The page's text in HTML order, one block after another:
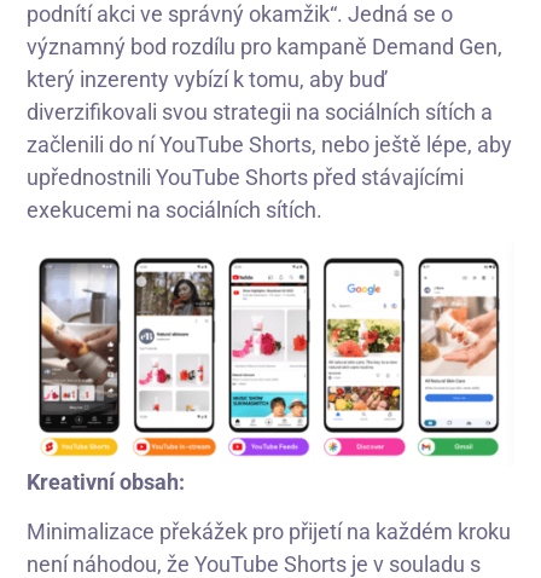
podnítí akci ve správný okamžik“. Jedná se o
významný bod rozdílu pro kampaně Demand Gen,
který inzerenty vybízí k tomu, aby buď
diverzifikovali svou strategii na sociálních sítích a
začlenili do ní YouTube Shorts, nebo ještě lépe, aby
upřednostnili YouTube Shorts před stávajícími
exekucemi na sociálních sítích.
Kreativní obsah:
Minimalizace překážek pro přijetí na každém kroku
není náhodou, že YouTube Shorts je v souladu s